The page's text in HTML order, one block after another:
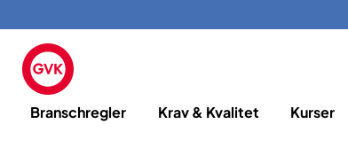
Branschregler Krav & Kvalitet Kurser